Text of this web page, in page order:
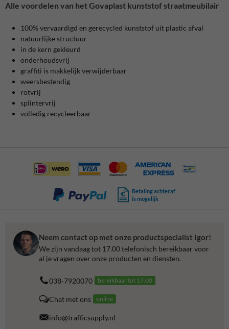
Alle voordelen van het Govaplast kunststof straatmeubilair
100% vervaardigd en gerecycled kunststof uit plastic afval
natuurlijke structuur
in de kern gekleurd
onderhoudsvrij
graffiti is makkelijk verwijderbaar
weersbestendig
rotvrij
splintervrij
volledig recycleerbaar
Betaling achteraf
is mogelijk
Neem contact op met onze productspecialist Igor!
We zijn vandaag tot 17.00 telefonisch bereikbaar voor
al je vragen over onze producten en diensten.
038-7920070 bereikbaar tot 17.00
Chat met ons online
info@trafficsupply.nl